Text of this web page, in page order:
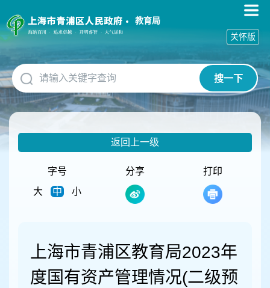
障
碍
作
说
明
跳
到
网
教育局
搜一下
关怀版
返回上一级
字号
大
中 小
分享 打印
上海市青浦区教育局2023年
度国有资产管理情况(二级预